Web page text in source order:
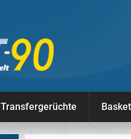
Transfergerüchte